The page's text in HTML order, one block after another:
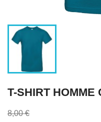
T-SHIRT HOMME
8,00 €